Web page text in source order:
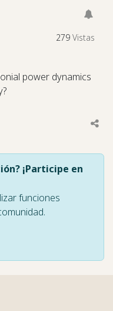
279 Vistas
power dynamics
¡Participe en
funciones